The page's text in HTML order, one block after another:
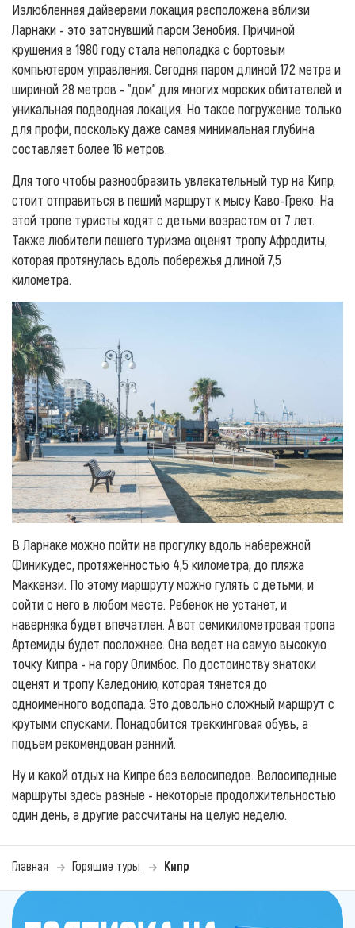
Излюбленная дайверами локация расположена вблизи
Ларнаки - это затонувший паром Зенобия. Причиной
крушения в 1980 году стала неполадка с бортовым
компьютером управления. Сегодня паром длиной 172 метра и
шириной 28 метров - "дом" для многих морских обитателей и
уникальная подводная локация. Но такое погружение только
для профи, поскольку даже самая минимальная глубина
составляет более 16 метров.
Для того чтобы разнообразить увлекательный тур на Кипр,
стоит отправиться в пеший маршрут к мысу Каво-Греко. На
этой тропе туристы ходят с детьми возрастом от 7 лет.
Также любители пешего туризма оценят тропу Афродиты,
которая протянулась вдоль побережья длиной 7,5
километра.
В Ларнаке можно пойти на прогулку вдоль набережной
Финикудес, протяженностью 4,5 километра, до пляжа
Маккензи. По этому маршруту можно гулять с детьми, и
сойти с него в любом месте. Ребенок не устанет, и
наверняка будет впечатлен. А вот семикилометровая тропа
Артемиды будет посложнее. Она ведет на самую высокую
точку Кипра - на гору Олимбос. По достоинству знатоки
оценят и тропу Каледонию, которая тянется до
одноименного водопада. Это довольно сложный маршрут с
крутыми спусками. Понадобится треккинговая обувь, а
подъем рекомендован ранний.
Ну и какой отдых на Кипре без велосипедов. Велосипедные
маршруты здесь разные - некоторые продолжительностью
один день, а другие рассчитаны на целую неделю.
Главная Горящие туры Кипр